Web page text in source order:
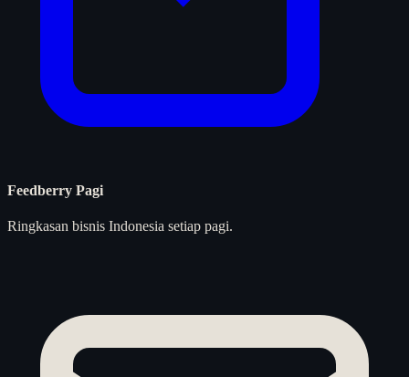
Feedberry Pagi
Ringkasan bisnis Indonesia setiap pagi.